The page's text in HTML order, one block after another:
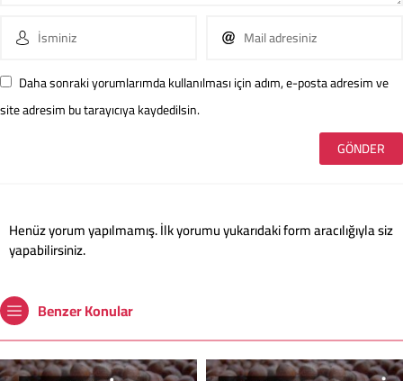
Daha sonraki yorumlarımda kullanılması için adım, e-posta adresim ve
site adresim bu tarayıcıya kaydedilsin.
Henüz yorum yapılmamış. İlk yorumu yukarıdaki form aracılığıyla siz
yapabilirsiniz.
Benzer Konular